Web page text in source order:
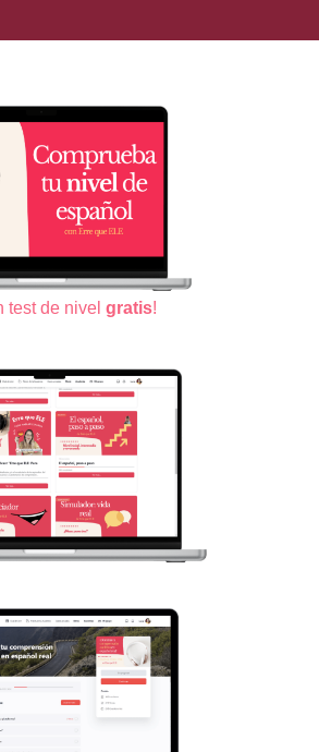
test de nivel gratis!